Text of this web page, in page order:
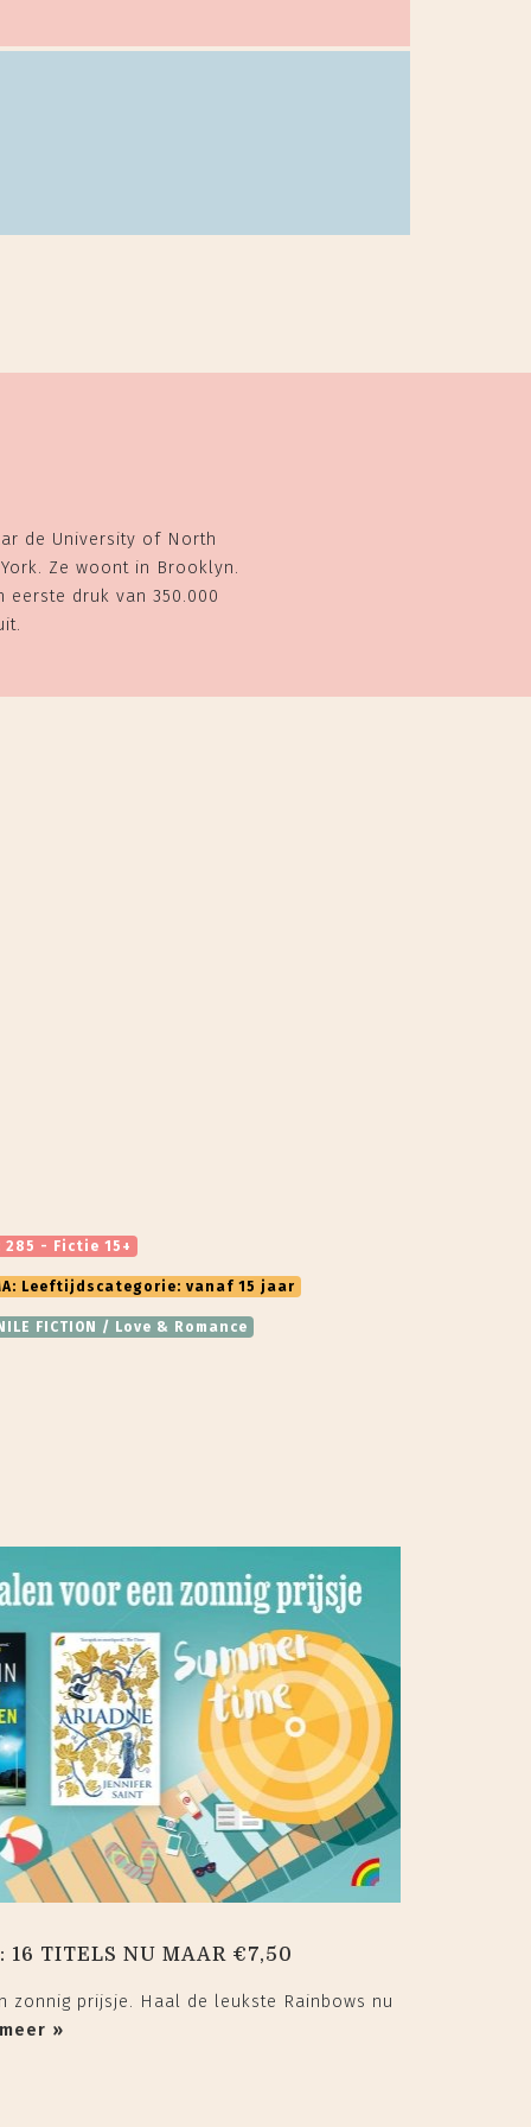
de University of North
Ze woont in Brooklyn.
eerste druk van 350.000
285 - Fictie 15+
Leeftijdscategorie: vanaf 15 jaar
FICTION / Love & Romance
16 TITELS NU MAAR €7,50
zonnig prijsje. Haal de leukste Rainbows nu
»